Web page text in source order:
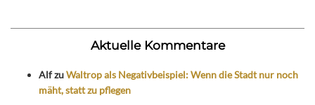
Aktuelle Kommentare
AlfzuWaltrop als Negativbeispiel: Wenn die Stadt nur noch
mäht, statt zu pflegen